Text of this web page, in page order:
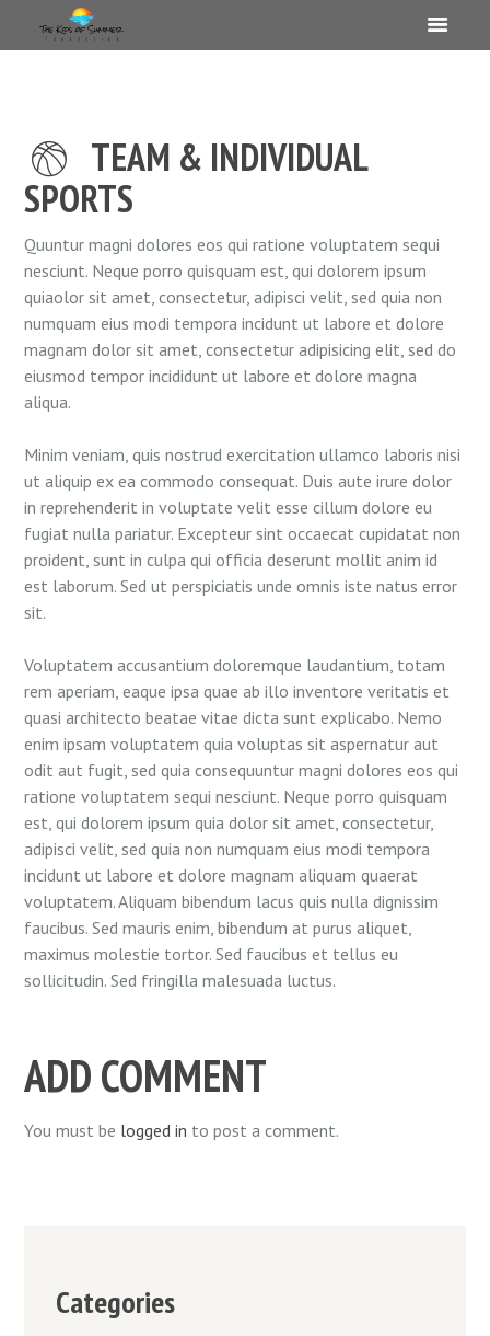
TEAM & INDIVIDUAL
SPORTS
Quuntur magni dolores eos qui ratione voluptatem sequi
nesciunt. Neque porro quisquam est, qui dolorem ipsum
quiaolor sit amet, consectetur, adipisci velit, sed quia non
numquam eius modi tempora incidunt ut labore et dolore
magnam dolor sit amet, consectetur adipisicing elit, sed do
eiusmod tempor incididunt ut labore et dolore magna
aliqua.
Minim veniam, quis nostrud exercitation ullamco laboris nisi
ut aliquip ex ea commodo consequat. Duis aute irure dolor
in reprehenderit in voluptate velit esse cillum dolore eu
fugiat nulla pariatur. Excepteur sint occaecat cupidatat non
proident, sunt in culpa qui officia deserunt mollit anim id
est laborum. Sed ut perspiciatis unde omnis iste natus error
sit.
Voluptatem accusantium doloremque laudantium, totam
rem aperiam, eaque ipsa quae ab illo inventore veritatis et
quasi architecto beatae vitae dicta sunt explicabo. Nemo
enim ipsam voluptatem quia voluptas sit aspernatur aut
odit aut fugit, sed quia consequuntur magni dolores eos qui
ratione voluptatem sequi nesciunt. Neque porro quisquam
est, qui dolorem ipsum quia dolor sit amet, consectetur,
adipisci velit, sed quia non numquam eius modi tempora
incidunt ut labore et dolore magnam aliquam quaerat
voluptatem. Aliquam bibendum lacus quis nulla dignissim
faucibus. Sed mauris enim, bibendum at purus aliquet,
maximus molestie tortor. Sed faucibus et tellus eu
sollicitudin. Sed fringilla malesuada luctus.
ADD COMMENT
You must be logged in to post a comment.
Categories